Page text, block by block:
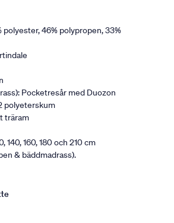
polyester, 46% polypropen, 33%
Pocketresår med Duozon
polyeterskum
träram
140, 160, 180 och 210 cm
& bäddmadrass).